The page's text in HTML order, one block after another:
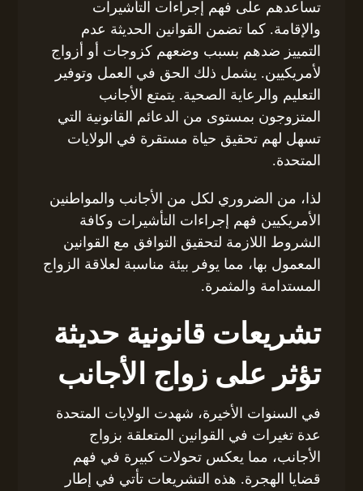
تساعدهم على فهم إجراءات التأشيرات
والإقامة. كما تضمن القوانين الحديثة عدم
التمييز ضدهم بسبب وضعهم كزوجات أو أزواج
لأمريكيين. يشمل ذلك الحق في العمل وتوفير
التعليم والرعاية الصحية. يتمتع الأجانب
المتزوجون بمستوى من الدعائم القانونية التي
تسهل لهم تحقيق حياة مستقرة في الولايات
المتحدة.
لذا، من الضروري لكل من الأجانب والمواطنين
الأمريكيين فهم إجراءات التأشيرات وكافة
الشروط اللازمة لتحقيق التوافق مع القوانين
المعمول بها، مما يوفر بيئة مناسبة لعلاقة الزواج
المستدامة والمثمرة.
تشريعات قانونية حديثة
تؤثر على زواج الأجانب
في السنوات الأخيرة، شهدت الولايات المتحدة
عدة تغيرات في القوانين المتعلقة بزواج
الأجانب، مما يعكس تحولات كبيرة في فهم
قضايا الهجرة. هذه التشريعات تأتي في إطار